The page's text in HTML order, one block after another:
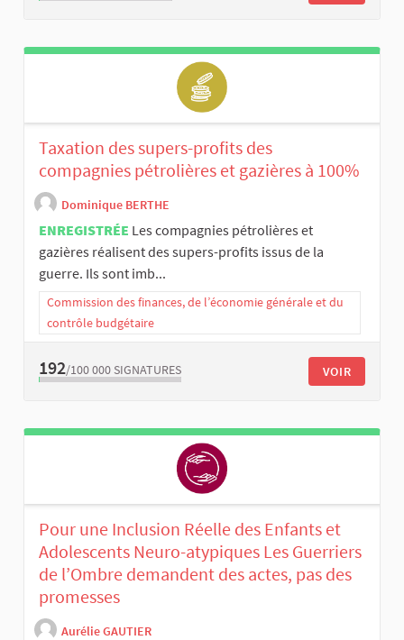
Taxation des supers-profits des
compagnies pétrolières et gazières à 100%
Dominique BERTHE
ENREGISTRÉE Les compagnies pétrolières et
gazières réalisent des supers-profits issus de la
guerre. Ils sont imb...
Commission des finances, de l’économie générale et du
contrôle budgétaire
192/100 000 SIGNATURES VOIR
Pour une Inclusion Réelle des Enfants et
Adolescents Neuro-atypiques Les Guerriers
de l’Ombre demandent des actes, pas des
promesses
Aurélie GAUTIER